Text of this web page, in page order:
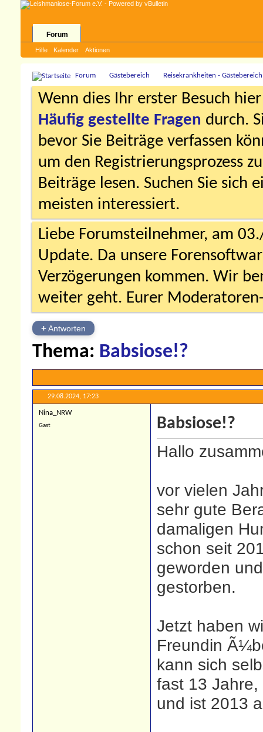
Forum
Hilfe Kalender Aktionen
Forum Gästebereich Reisekrankheiten - Gästebereich
Wenn dies Ihr erster Besuch
Häufig gestellte Fragen durch.
bevor Sie Beiträge verfassen
um den Registrierungsprozess
Beiträge lesen. Suchen Sie sich
meisten interessiert.
Liebe Forumsteilnehmer, am
Update. Da unsere
Verzögerungen kommen. Wir
weiter geht. Eurer
+Antworten
Thema: Babsiose!?
29.08.2024, 17:23
Nina_NRW
Gast Babsiose!?
Hallo
vor vielen
sehr gute
damaligen
schon seit
geworden
gestorben.
Jetzt haben
Freundin
kann sich
fast 13
und ist 2013